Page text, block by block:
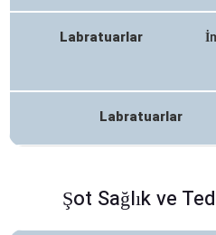
Labratuarlar
Labratuarlar
Şot Sağlık ve